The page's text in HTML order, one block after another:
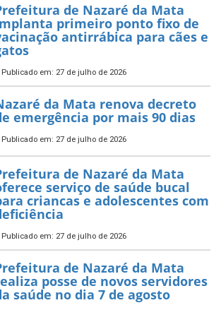
de Nazaré da Mata
primeiro ponto fixo de
antirrábica para cães e
Publicado em: 27 de julho de 2026
da Mata renova decreto
emergência por mais 90 dias
Publicado em: 27 de julho de 2026
de Nazaré da Mata
serviço de saúde bucal
criancas e adolescentes com
Publicado em: 27 de julho de 2026
de Nazaré da Mata
posse de novos servidores
saúde no dia 7 de agosto